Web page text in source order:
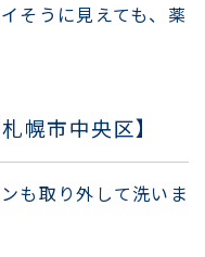
そうに見えても、薬
幌市中央区】
も取り外して洗いま